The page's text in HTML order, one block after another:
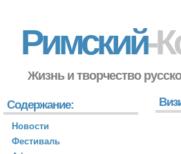
Римский-
Жизнь и творчество
Содержание:
Новости
Фестиваль